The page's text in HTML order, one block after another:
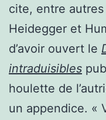
cite, entre
Heidegger et
d’avoir ouvert le
intraduisibles
houlette de
un appendice. «